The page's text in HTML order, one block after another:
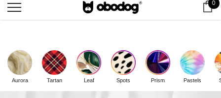
Doprava zdarma od2000
00
Aurora Tartan Leaf Spots Prism Pastels